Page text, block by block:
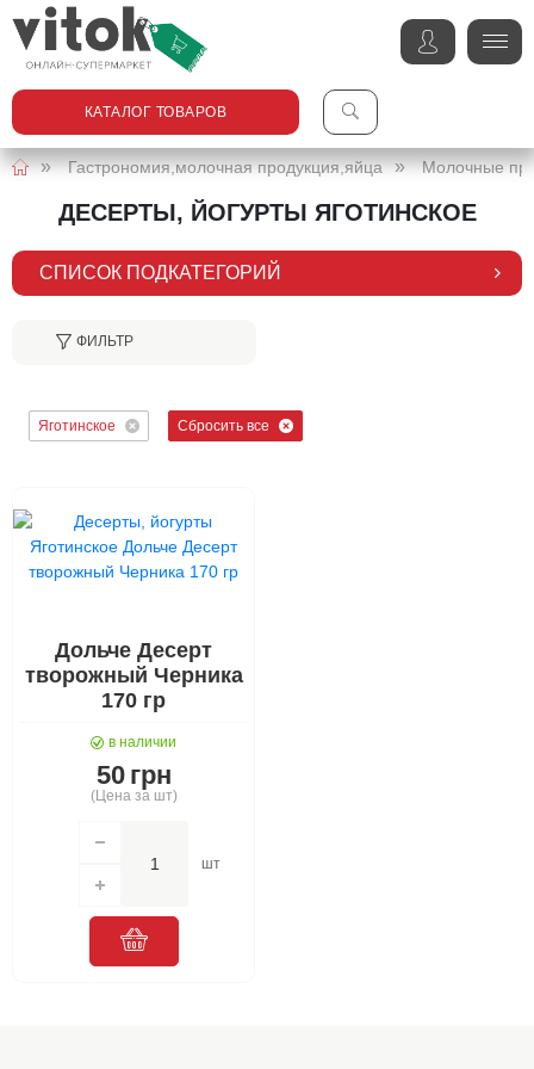
КАТАЛОГ ТОВАРОВ
Гастрономия,молочная продукция,яйца Молочные
ДЕСЕРТЫ, ЙОГУРТЫ ЯГОТИНСКОЕ
СПИСОК ПОДКАТЕГОРИЙ
ФИЛЬТР
Яготинское Сбросить все
Дольче Десерт
творожный Черника
170 гр
в наличии
50 грн
(Цена за шт)
шт